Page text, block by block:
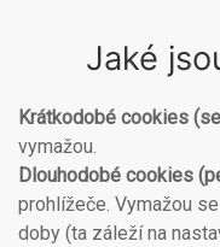
Jaké
Krátkodobé cookies
vymažou.
Dlouhodobé cookies
prohlížeče. Vymažou
doby (ta záleží na